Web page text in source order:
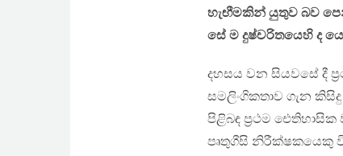
හැඟීමකින් යුතුව බව
සේ ම දුෂ්චරිතයෙහි ද
දහසය වන සියවසේ දී
සමලිංගිකතාව ගැන
පිළිබඳ ප‍්‍රථම ඓතිහාසික
පෘතුගීසි නිරීක්ෂකයෙකු